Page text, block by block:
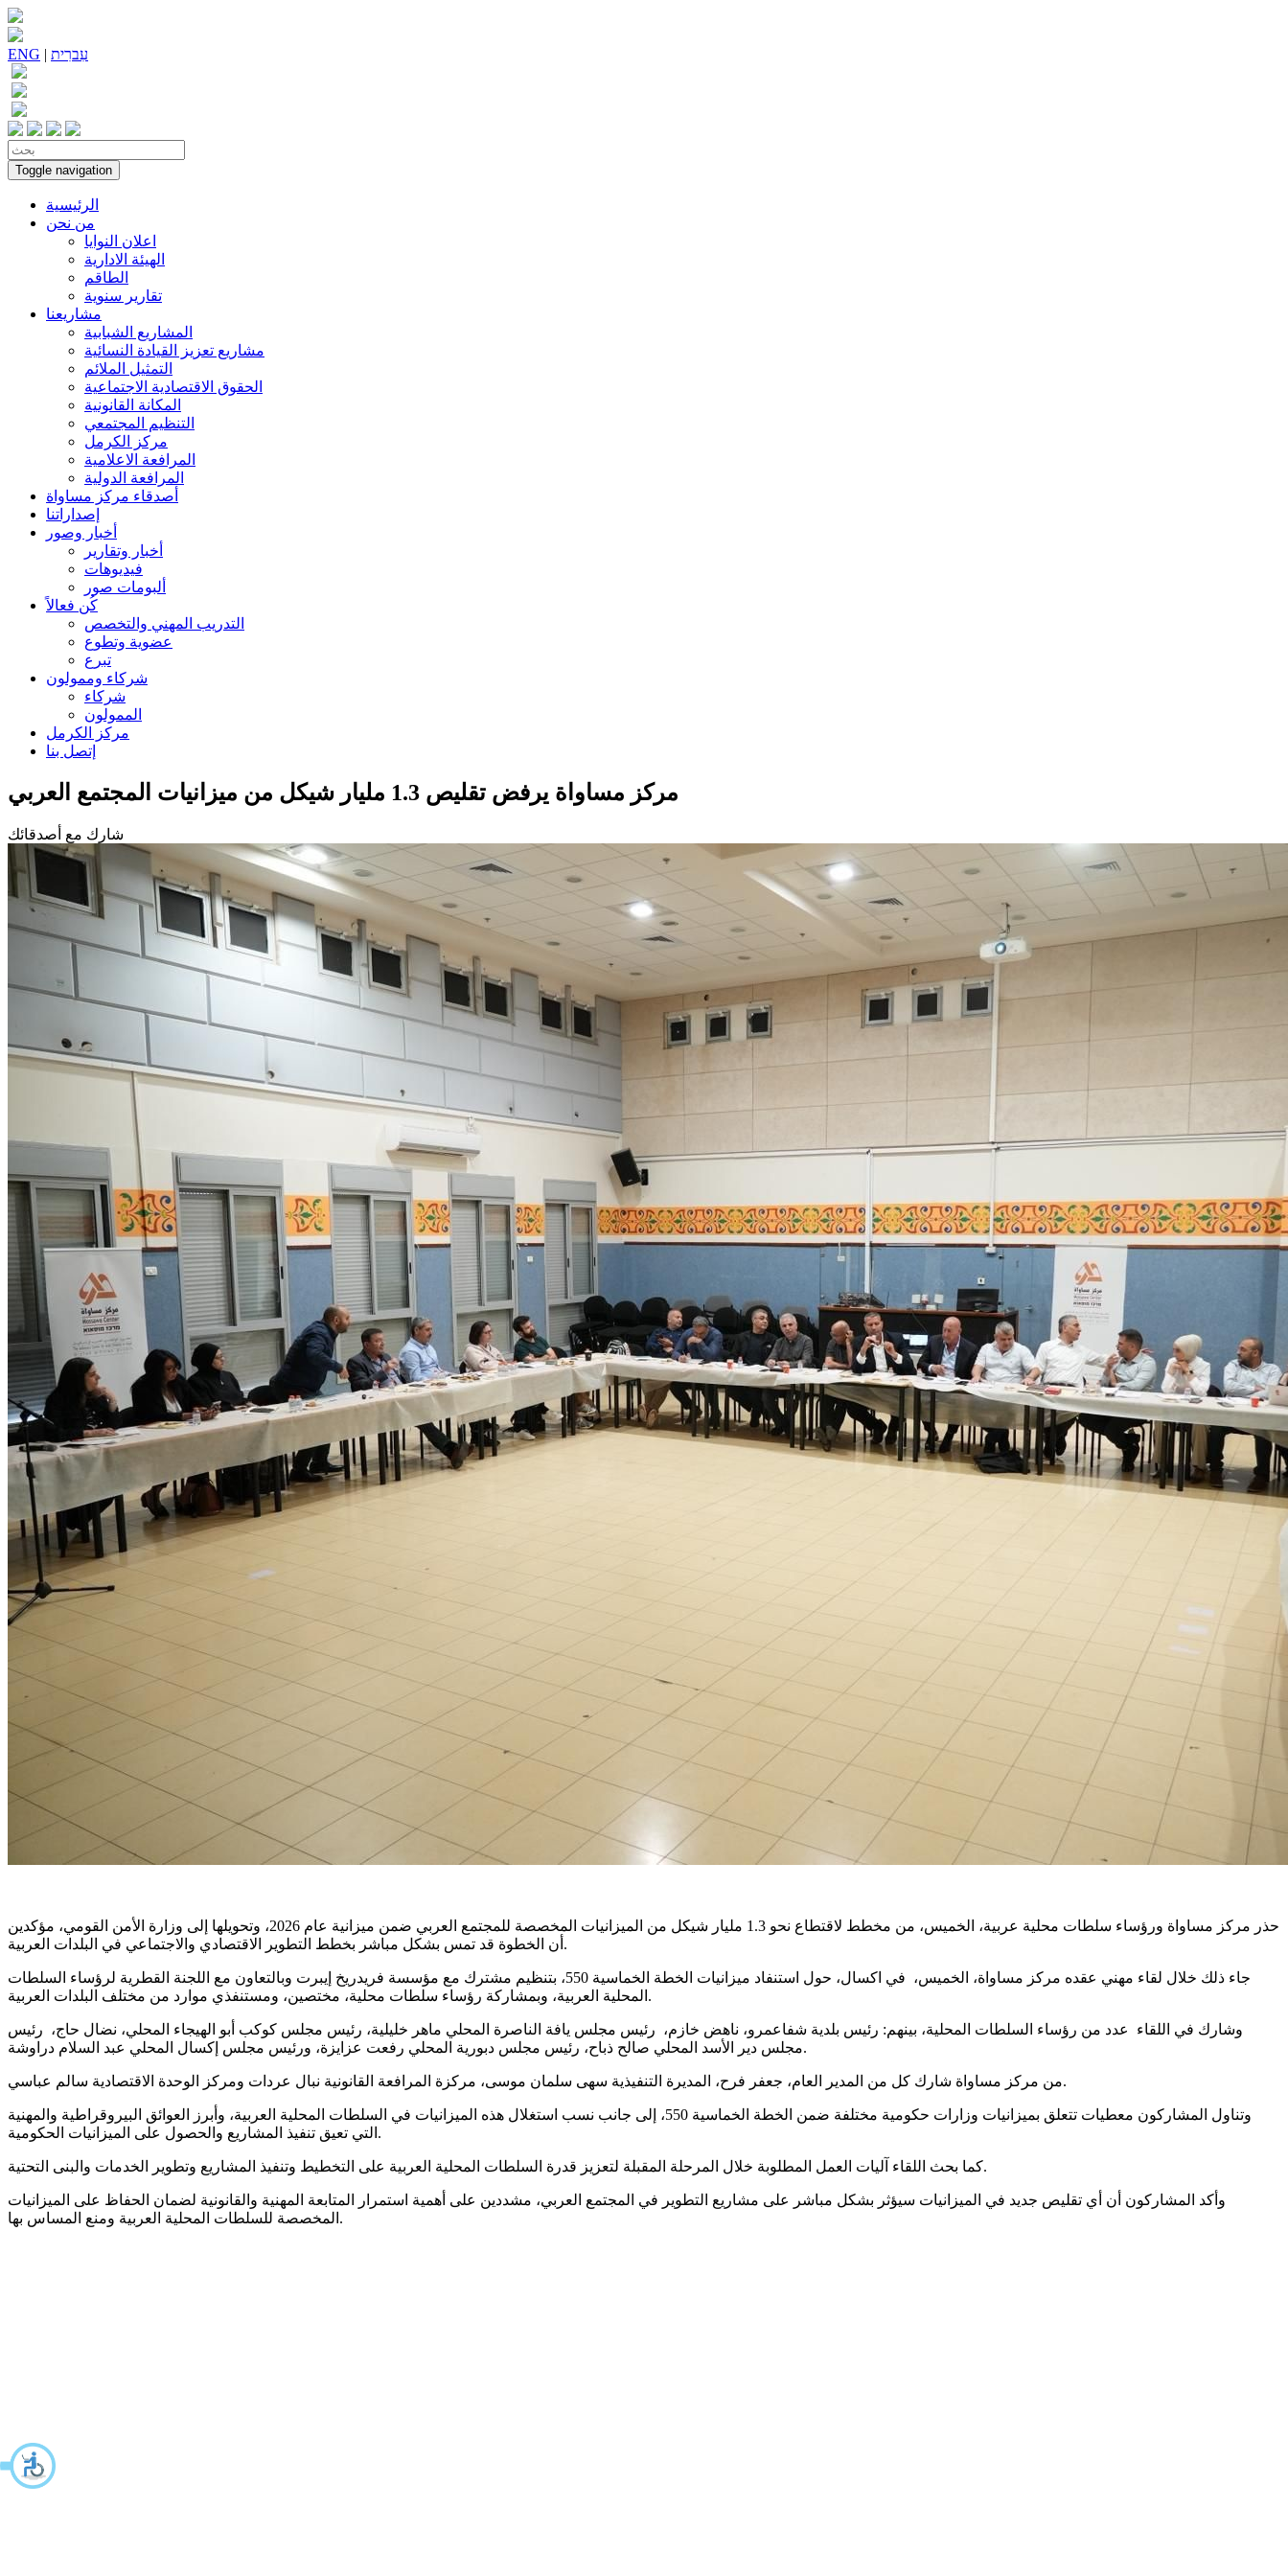
ENG | עִברִית
Toggle navigation
الرئيسية
من نحن
اعلان النوايا
الهيئة الادارية
الطاقم
تقارير سنوية
مشاريعنا
المشاريع الشبابية
مشاريع تعزيز القيادة النسائية
التمثيل الملائم
الحقوق الاقتصادية الاجتماعية
المكانة القانونية
التنظيم المجتمعي
مركز الكرمل
المرافعة الاعلامية
المرافعة الدولية
أصدقاء مركز مساواة
إصداراتنا
أخبار وصور
أخبار وتقارير
فيديوهات
ألبومات صور
كُن فعالاً
التدريب المهني والتخصص
عضوية وتطوع
تبرع
شركاء وممولون
شركاء
الممولون
مركز الكرمل
إتصل بنا
مركز مساواة يرفض تقليص 1.3 مليار شيكل من ميزانيات المجتمع العربي
شارك مع أصدقائك
حذر مركز مساواة ورؤساء سلطات محلية عربية، الخميس، من مخطط لاقتطاع نحو 1.3 مليار شيكل من الميزانيات المخصصة للمجتمع العربي ضمن ميزانية عام 2026، وتحويلها إلى وزارة الأمن القومي، مؤكدين
أن الخطوة قد تمس بشكل مباشر بخطط التطوير الاقتصادي والاجتماعي في البلدات العربية.
جاء ذلك خلال لقاء مهني عقده مركز مساواة، الخميس، في اكسال، حول استنفاد ميزانيات الخطة الخماسية 550، بتنظيم مشترك مع مؤسسة فريدريخ إيبرت وبالتعاون مع اللجنة القطرية لرؤساء السلطات
المحلية العربية، وبمشاركة رؤساء سلطات محلية، مختصين، ومستنفذي موارد من مختلف البلدات العربية.
وشارك في اللقاء عدد من رؤساء السلطات المحلية، بينهم: رئيس بلدية شفاعمرو، ناهض خازم، رئيس مجلس يافة الناصرة المحلي ماهر خليلية، رئيس مجلس كوكب أبو الهيجاء المحلي، نضال حاج، رئيس
مجلس دير الأسد المحلي صالح ذباح، رئيس مجلس دبورية المحلي رفعت عزايزة، ورئيس مجلس إكسال المحلي عبد السلام دراوشة.
من مركز مساواة شارك كل من المدير العام، جعفر فرح، المديرة التنفيذية سهى سلمان موسى، مركزة المرافعة القانونية نبال عردات ومركز الوحدة الاقتصادية سالم عباسي.
وتناول المشاركون معطيات تتعلق بميزانيات وزارات حكومية مختلفة ضمن الخطة الخماسية 550، إلى جانب نسب استغلال هذه الميزانيات في السلطات المحلية العربية، وأبرز العوائق البيروقراطية والمهنية
التي تعيق تنفيذ المشاريع والحصول على الميزانيات الحكومية.
كما بحث اللقاء آليات العمل المطلوبة خلال المرحلة المقبلة لتعزيز قدرة السلطات المحلية العربية على التخطيط وتنفيذ المشاريع وتطوير الخدمات والبنى التحتية.
وأكد المشاركون أن أي تقليص جديد في الميزانيات سيؤثر بشكل مباشر على مشاريع التطوير في المجتمع العربي، مشددين على أهمية استمرار المتابعة المهنية والقانونية لضمان الحفاظ على الميزانيات
المخصصة للسلطات المحلية العربية ومنع المساس بها.